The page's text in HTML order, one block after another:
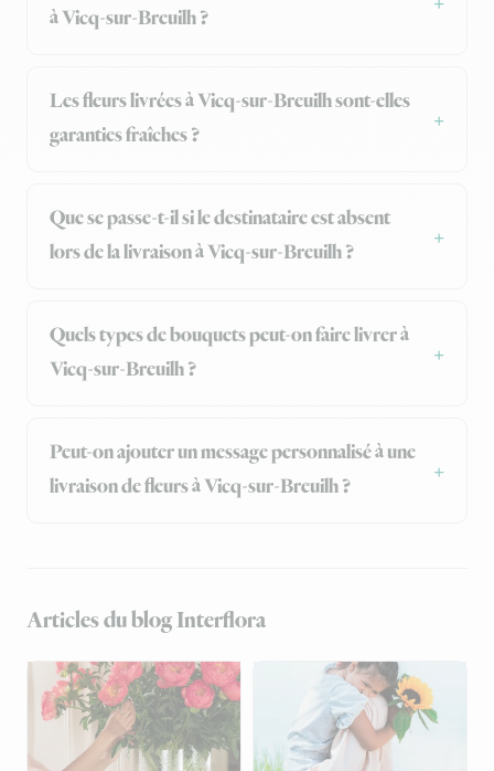
à Vicq-sur-Breuilh ?
Les fleurs livrées à Vicq-sur-Breuilh sont-elles
garanties fraîches ?
Que se passe-t-il si le destinataire est absent
lors de la livraison à Vicq-sur-Breuilh ?
Quels types de bouquets peut-on faire livrer à
Vicq-sur-Breuilh ?
Peut-on ajouter un message personnalisé à une
livraison de fleurs à Vicq-sur-Breuilh ?
Articles du blog Interflora